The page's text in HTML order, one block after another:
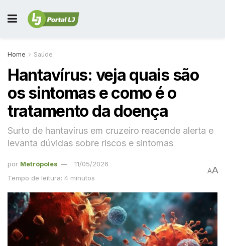
Home Saúde
Hantavírus: veja quais são
os sintomas e como é o
tratamento da doença
Surto de hantavírus em cruzeiro reacende alerta e
levanta dúvidas sobre riscos e sintomas
por Metrópoles
11/05/2026
Tempo de leitura: 4 minutos
AA